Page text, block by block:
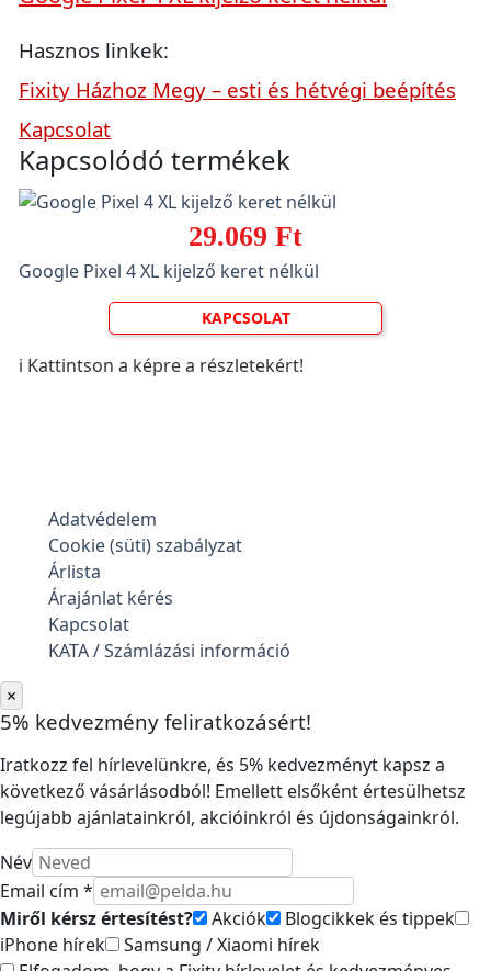
Hasznos linkek:
Fixity Házhoz Megy – esti és hétvégi beépítés
Kapcsolat
Kapcsolódó termékek
29.069 Ft
Google Pixel 4 XL kijelző keret nélkül
KAPCSOLAT
ℹ️ Kattintson a képre a részletekért!
Adatvédelem
Cookie (süti) szabályzat
Árlista
Árajánlat kérés
Kapcsolat
KATA / Számlázási információ
×
5% kedvezmény feliratkozásért!
Iratkozz fel hírlevelünkre, és 5% kedvezményt kapsz a
következő vásárlásodból! Emellett elsőként értesülhetsz
legújabb ajánlatainkról, akcióinkról és újdonságainkról.
Név
Email cím *
Miről kérsz értesítést?
Akciók
Blogcikkek és tippek
iPhone hírek
Samsung / Xiaomi hírek